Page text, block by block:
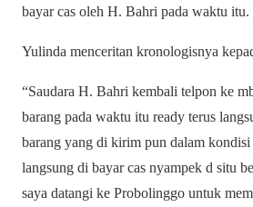
bayar cas oleh H. Bahri pada waktu itu.
Yulinda menceritan kronologisnya
“Saudara H. Bahri kembali telpon ke
barang pada waktu itu ready terus
barang yang di kirim pun dalam
langsung di bayar cas nyampek d situ
saya datangi ke Probolinggo untuk